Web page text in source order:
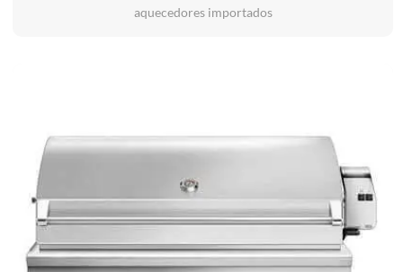
aquecedores importados